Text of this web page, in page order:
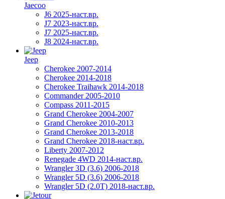
Jaecoo
J6 2025-наст.вр.
J7 2023-наст.вр.
J7 2025-наст.вр.
J8 2024-наст.вр.
Jeep
Cherokee 2007-2014
Cherokee 2014-2018
Cherokee Traihawk 2014-2018
Commander 2005-2010
Compass 2011-2015
Grand Cherokee 2004-2007
Grand Cherokee 2010-2013
Grand Cherokee 2013-2018
Grand Cherokee 2018-наст.вр.
Liberty 2007-2012
Renegade 4WD 2014-наст.вр.
Wrangler 3D (3.6) 2006-2018
Wrangler 5D (3.6) 2006-2018
Wrangler 5D (2.0T) 2018-наст.вр.